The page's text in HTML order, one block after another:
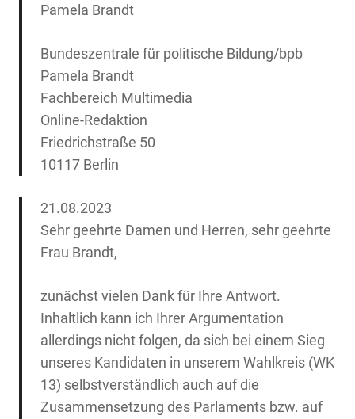
Pamela Brandt
Bundeszentrale für politische Bildung/bpb
Pamela Brandt
Fachbereich Multimedia
Online-Redaktion
Friedrichstraße 50
10117 Berlin
21.08.2023
Sehr geehrte Damen und Herren, sehr geehrte
Frau Brandt,
zunächst vielen Dank für Ihre Antwort.
Inhaltlich kann ich Ihrer Argumentation
allerdings nicht folgen, da sich bei einem Sieg
unseres Kandidaten in unserem Wahlkreis (WK
13) selbstverständlich auch auf die
Zusammensetzung des Parlaments bzw. auf